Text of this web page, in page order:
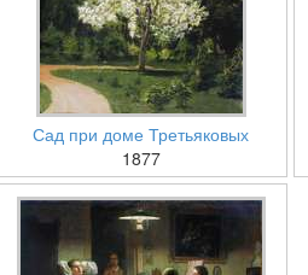
Сад при доме Третьяковых
1877